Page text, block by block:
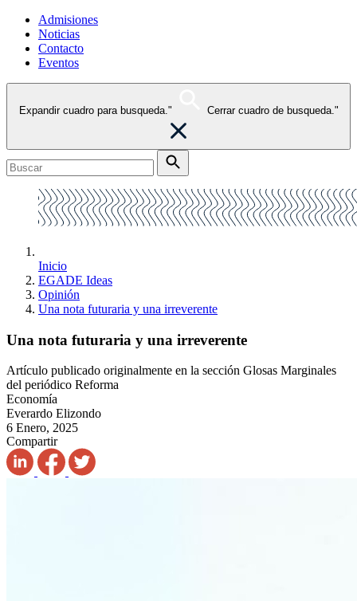
Admisiones
Noticias
Contacto
Eventos
Expandir cuadro para busqueda." Cerrar cuadro de busqueda."
Inicio
EGADE Ideas
Opinión
Una nota futuraria y una irreverente
Una nota futuraria y una irreverente
Artículo publicado originalmente en la sección Glosas Marginales
del periódico Reforma
Economía
Everardo Elizondo
6 Enero, 2025
Compartir